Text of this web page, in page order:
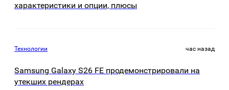
характеристики и опции, плюсы
Технологии час назад
Samsung Galaxy S26 FE продемонстрировали на
утекших рендерах